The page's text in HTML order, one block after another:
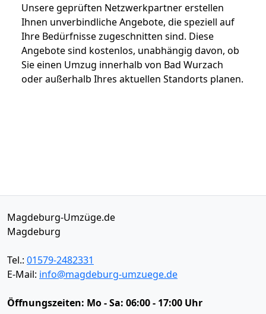
Unsere geprüften Netzwerkpartner erstellen
Ihnen unverbindliche Angebote, die speziell auf
Ihre Bedürfnisse zugeschnitten sind. Diese
Angebote sind kostenlos, unabhängig davon, ob
Sie einen Umzug innerhalb von Bad Wurzach
oder außerhalb Ihres aktuellen Standorts planen.
Magdeburg-Umzüge.de
Magdeburg
Tel.: 01579-2482331
E-Mail: info@magdeburg-umzuege.de
Öffnungszeiten: Mo - Sa: 06:00 - 17:00 Uhr